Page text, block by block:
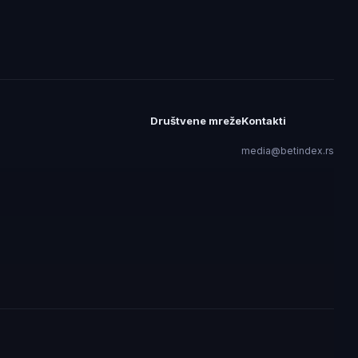
Društvene mrežeKontakti
media@betindex.rs